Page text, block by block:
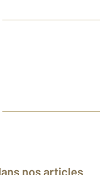
nos articles